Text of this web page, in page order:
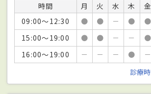
時間 月 火 水 木 金
09:00～12:30
● ● － ● ●
15:00～19:00
● ● － － ●
16:00～19:00
－ － － ● －
診療